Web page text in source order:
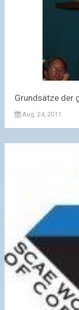
Grundsätze der
Aug. 24, 2011